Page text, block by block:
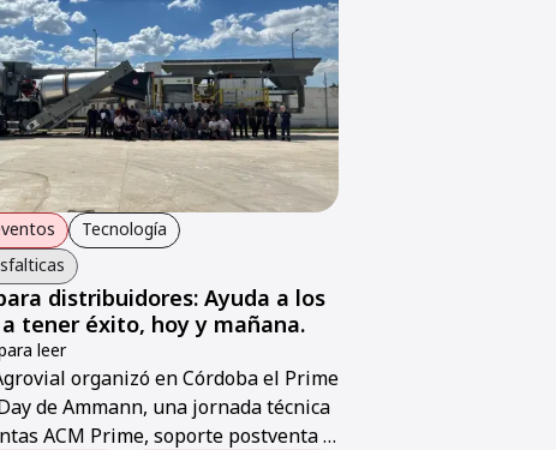
Tecnología
distribuidores: Ayuda a los
tener éxito, hoy y mañana.
leer
organizó en Córdoba el Prime
de Ammann, una jornada técnica
ACM Prime, soporte postventa y